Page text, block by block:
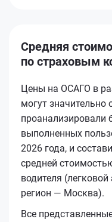
Средняя
по страховым
Цены на ОСАГО в
могут значительно
проанализировали
выполненных
2026 года, и
средней
водителя
регион — Москва).
Все